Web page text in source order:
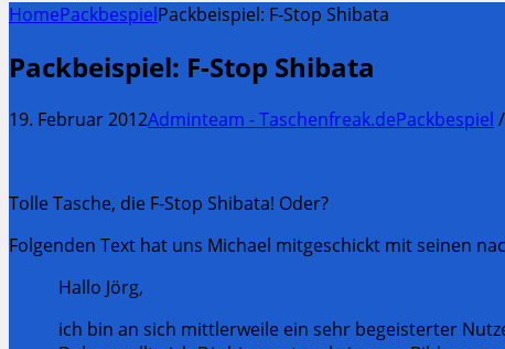
HomePackbespielPackbeispiel: F-Stop Shibata
Packbeispiel: F-Stop Shibata
19. Februar 2012Adminteam - Taschenfreak.dePackbespiel /
Tolle Tasche, die F-Stop Shibata! Oder?
Folgenden Text hat uns Michael mitgeschickt mit seinen
Hallo Jörg,
ich bin an sich mittlerweile ein sehr begeisterter